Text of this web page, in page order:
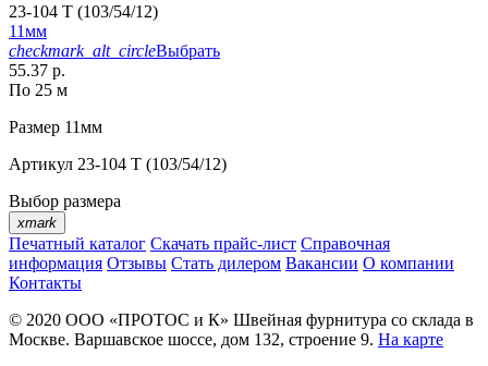
23-104 T (103/54/12)
11мм
checkmark_alt_circleВыбрать
55.37 р.
По 25 м
Размер 11мм
Артикул 23-104 T (103/54/12)
Выбор размера
xmark
Печатный каталог Скачать прайс-лист Справочная
информация Отзывы Стать дилером Вакансии О компании
Контакты
© 2020 ООО «ПРОТОС и К» Швейная фурнитура со склада в
Москве. Варшавское шоссе, дом 132, строение 9. На карте